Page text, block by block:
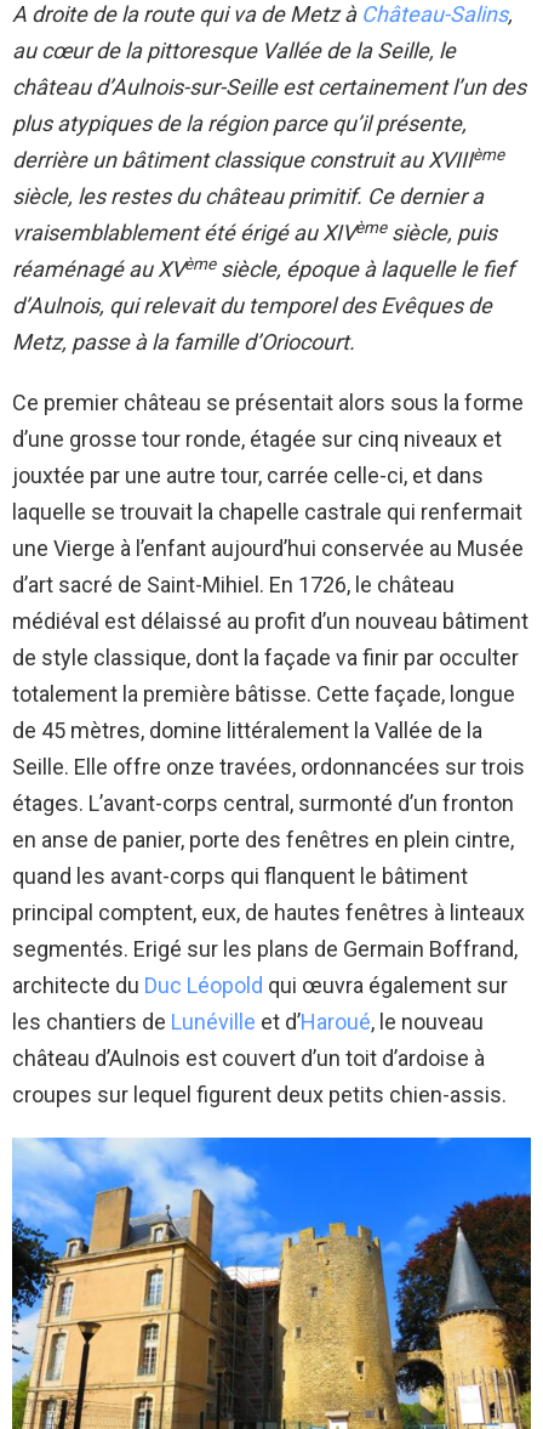
A droite de la route qui va de Metz à Château-Salins,
au cœur de la pittoresque Vallée de la Seille, le
château d’Aulnois-sur-Seille est certainement l’un des
plus atypiques de la région parce qu’il présente,
derrière un bâtiment classique construit au XVIIIème
siècle, les restes du château primitif. Ce dernier a
vraisemblablement été érigé au XIVèmesiècle, puis
réaménagé au XVèmesiècle, époque à laquelle le fief
d’Aulnois, qui relevait du temporel des Evêques de
Metz, passe à la famille d’Oriocourt.
Ce premier château se présentait alors sous la forme
d’une grosse tour ronde, étagée sur cinq niveaux et
jouxtée par une autre tour, carrée celle-ci, et dans
laquelle se trouvait la chapelle castrale qui renfermait
une Vierge à l’enfant aujourd’hui conservée au Musée
d’art sacré de Saint-Mihiel. En 1726, le château
médiéval est délaissé au profit d’un nouveau bâtiment
de style classique, dont la façade va finir par occulter
totalement la première bâtisse. Cette façade, longue
de 45 mètres, domine littéralement la Vallée de la
Seille. Elle offre onze travées, ordonnancées sur trois
étages. L’avant-corps central, surmonté d’un fronton
en anse de panier, porte des fenêtres en plein cintre,
quand les avant-corps qui flanquent le bâtiment
principal comptent, eux, de hautes fenêtres à linteaux
segmentés. Erigé sur les plans de Germain Boffrand,
architecte du Duc Léopold qui œuvra également sur
les chantiers de Lunéville et d’Haroué, le nouveau
château d’Aulnois est couvert d’un toit d’ardoise à
croupes sur lequel figurent deux petits chien-assis.